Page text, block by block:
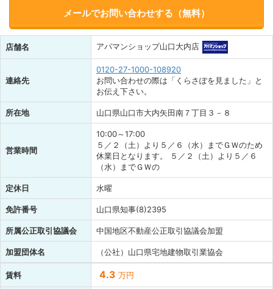
メールでお問い合わせする（無料）
店舗名 アパマンショップ山口大内店
連絡先
0120-27-1000-108920
お問い合わせの際は「くらさぽを見ました」と
お伝え下さい。
所在地 山口県山口市大内矢田南７丁目３－８
営業時間
10:00～17:00
５／２（土）より５／６（水）までＧＷのため
休業日となります。 ５／２（土）より５／６
（水）までＧＷの
定休日 水曜
免許番号 山口県知事(8)2395
所属公正取引協議会 中国地区不動産公正取引協議会加盟
加盟団体名 （公社）山口県宅地建物取引業協会
賃料 4.3 万円